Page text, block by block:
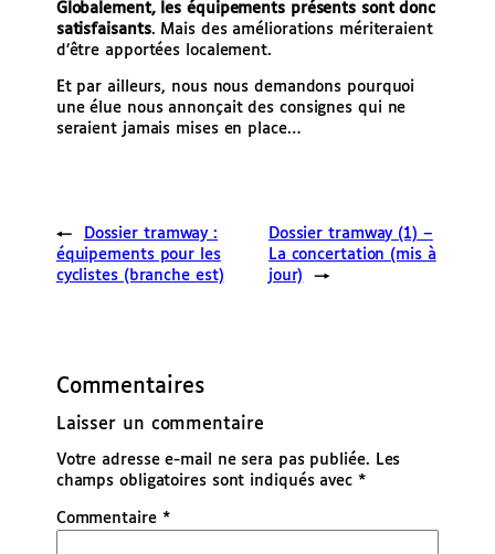
Globalement, les équipements présents sont donc
satisfaisants. Mais des améliorations mériteraient
d’être apportées localement.
Et par ailleurs, nous nous demandons pourquoi
une élue nous annonçait des consignes qui ne
seraient jamais mises en place…
←
Dossier tramway :
équipements pour les
cyclistes (branche est)
Dossier tramway (1) –
La concertation (mis à
jour)
→
Commentaires
Laisser un commentaire
Votre adresse e-mail ne sera pas publiée.
Les
champs obligatoires sont indiqués avec *
Commentaire *